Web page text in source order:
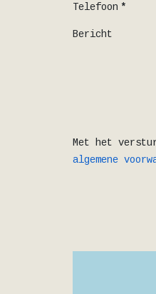
Telefoon *
Bericht
Met het
algemene